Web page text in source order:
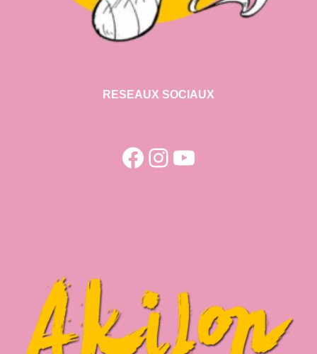
RESEAUX SOCIAUX
Facebook
Instagram
YouTube